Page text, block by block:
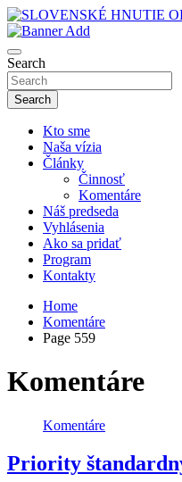
Skip
to
content
SLOVENSKÉ
Search
Search
Kto sme
Naša vízia
Články
Činnosť
Komentáre
Náš predseda
Vyhlásenia
Ako sa pridať
Program
Kontakty
Home
Komentáre
Page 559
Komentáre
Komentáre
Priority